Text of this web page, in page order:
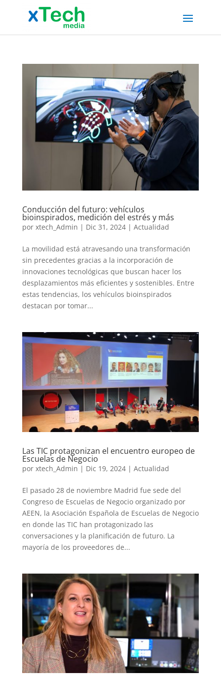
Conducción del futuro: vehículos
bioinspirados, medición del estrés y más
por xtech_Admin | Dic 31, 2024| Actualidad
La movilidad está atravesando una transformación
sin precedentes gracias a la incorporación de
innovaciones tecnológicas que buscan hacer los
desplazamientos más eficientes y sostenibles. Entre
estas tendencias, los vehículos bioinspirados
destacan por tomar...
Las TIC protagonizan el encuentro europeo de
Escuelas de Negocio
por xtech_Admin | Dic 19, 2024| Actualidad
El pasado 28 de noviembre Madrid fue sede del
Congreso de Escuelas de Negocio organizado por
AEEN, la Asociación Española de Escuelas de Negocio
en donde las TIC han protagonizado las
conversaciones y la planificación de futuro. La
mayoría de los proveedores de...